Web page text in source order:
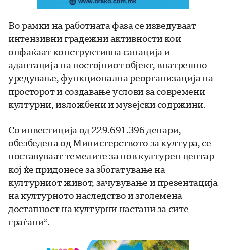
Во рамки на работната фаза се изведуваат
интензивни градежни активности кои
опфаќаат конструктивна санација и
адаптација на постојниот објект, внатрешно
уредување, функционална реорганизација на
просторот и создавање услови за современи
културни, изложбени и музејски содржини.
Со инвестиција од 229.691.396 денари,
обезбедена од Министерството за култура, се
поставуваат темелите за нов културен центар
кој ќе придонесе за збогатување на
културниот живот, зачувување и презентација
на културното наследство и зголемена
достапност на културни настани за сите
граѓани“.